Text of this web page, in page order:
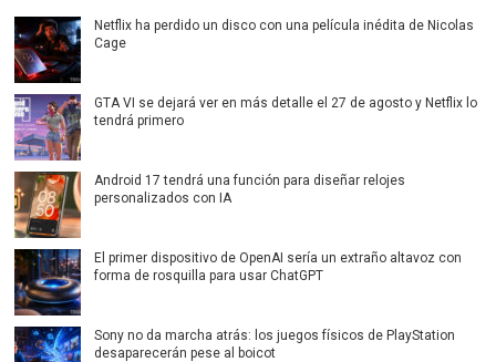
Netflix ha perdido un disco con una película inédita de Nicolas
Cage
GTA VI se dejará ver en más detalle el 27 de agosto y Netflix lo
tendrá primero
Android 17 tendrá una función para diseñar relojes
personalizados con IA
El primer dispositivo de OpenAI sería un extraño altavoz con
forma de rosquilla para usar ChatGPT
Sony no da marcha atrás: los juegos físicos de PlayStation
desaparecerán pese al boicot